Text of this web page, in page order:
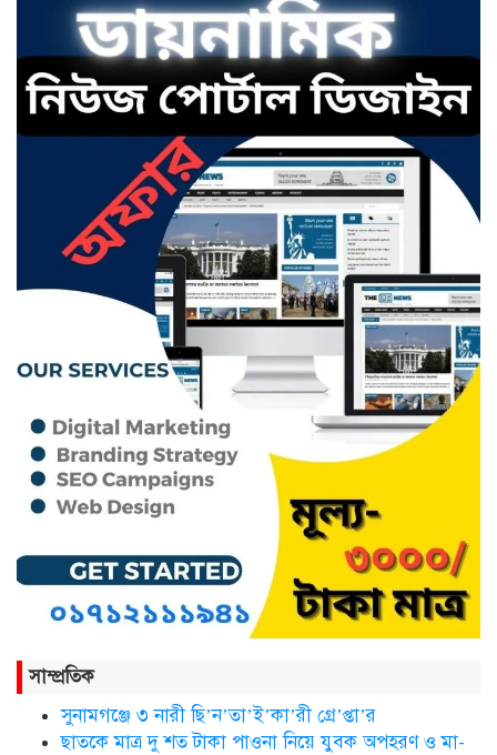
ছাতকে এক স্কুল ছাত্রী পাশবিকতার
শিকার অভিযুক্ত
ছাতক থানার পুলিশ সদস্য সংগীতে
শ্রেষ্ঠ শিল্পী নির্বাচিত
ছাতকের নবাগত ইউএনও’র সাথে
প্রেসক্লাব নেতৃবৃন্দের সাক্ষাত
কথাসাহিত্যিক রাবেয়া খাতুন আর নেই
সিলেট ওসমানী আন্তর্জাতিক
বিমানবন্দরে সংবর্ধিত হলেন আওলাদ
আলী রেজা
সাম্প্রতিক
সুনামগঞ্জে ৩ নারী ছি’ন’তা’ই’কা’রী গ্রে’প্তা’র
ছাতকে মাত্র দু শত টাকা পাওনা নি‌য়ে যুবক অপহরণ ও মা-